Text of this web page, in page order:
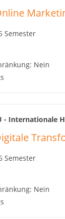
Semester
Nein
- Internationale
Semester
Nein